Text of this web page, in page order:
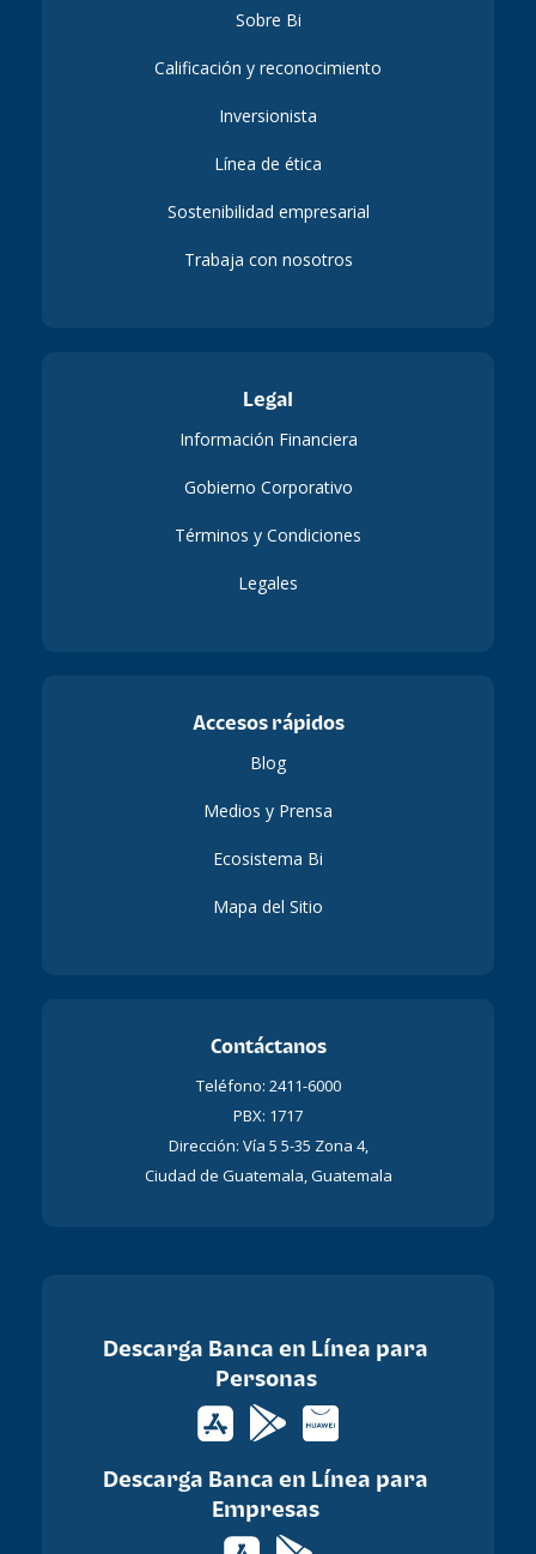
Sobre Bi
Calificación y reconocimiento
Inversionista
Línea de ética
Sostenibilidad empresarial
Trabaja con nosotros
Legal
Información Financiera
Gobierno Corporativo
Términos y Condiciones
Legales
Accesos rápidos
Blog
Medios y Prensa
Ecosistema Bi
Mapa del Sitio
Contáctanos
Teléfono: 2411-6000
PBX: 1717
Dirección: Vía 5 5-35 Zona 4,
Ciudad de Guatemala, Guatemala
Descarga Banca en Línea para
Personas
Descarga Banca en Línea para
Empresas